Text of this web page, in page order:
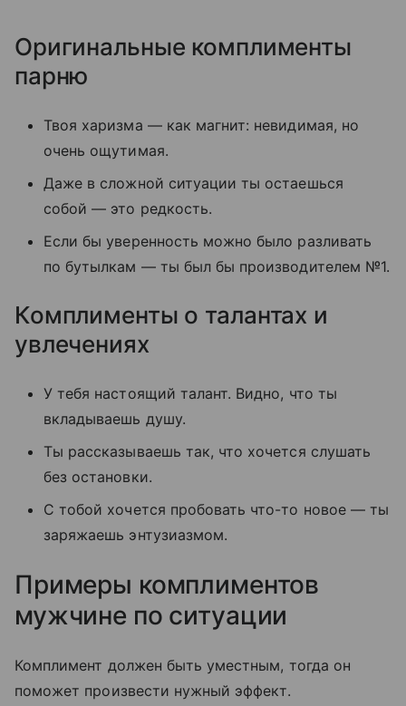
Оригинальные комплименты
парню
Твоя харизма — как магнит: невидимая, но
очень ощутимая.
Даже в сложной ситуации ты остаешься
собой — это редкость.
Если бы уверенность можно было разливать
по бутылкам — ты был бы производителем №1.
Комплименты о талантах и
увлечениях
У тебя настоящий талант. Видно, что ты
вкладываешь душу.
Ты рассказываешь так, что хочется слушать
без остановки.
С тобой хочется пробовать что-то новое — ты
заряжаешь энтузиазмом.
Примеры комплиментов
мужчине по ситуации
Комплимент должен быть уместным, тогда он
поможет произвести нужный эффект.